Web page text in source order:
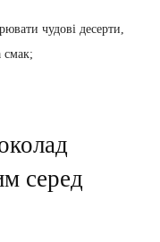
чудові десерти,
смак;
серед